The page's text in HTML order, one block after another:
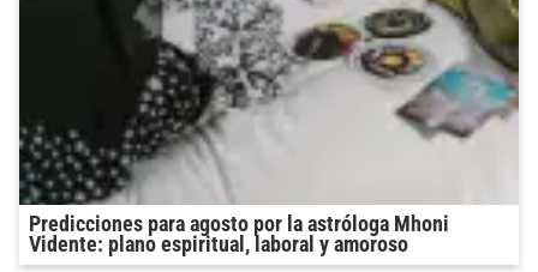
Predicciones para agosto por la astróloga Mhoni
Vidente: plano espiritual, laboral y amoroso